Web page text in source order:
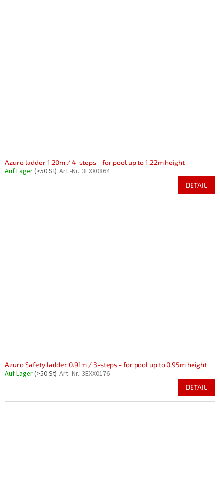
Azuro ladder 1.20m / 4-steps - for pool up to 1.22m height
Auf Lager(>50 St) Art.-Nr.: 3EXX0864
DETAIL
Azuro Safety ladder 0.91m / 3-steps - for pool up to 0.95m height
Auf Lager(>50 St) Art.-Nr.: 3EXX0176
DETAIL